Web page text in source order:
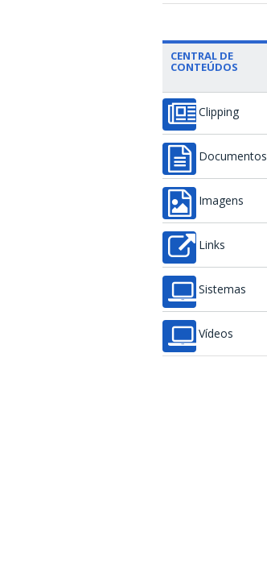
CENTRAL DE
CONTEÚDOS
Clipping
Documentos
Imagens
Links
Sistemas
Vídeos